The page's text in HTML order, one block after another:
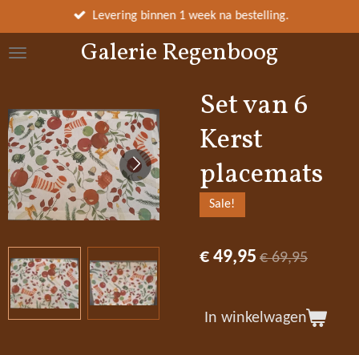
direct
naar
Galerie Regenboog
Levering binnen 1 week na bestelling.
Set van 6
Kerst
placemats
Sale!
€ 49,95 € 69,95
In winkelwagen